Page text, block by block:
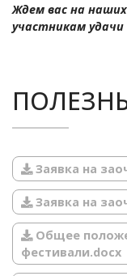
Оплата
Ждем вас на
участникам удачи
Заявка на
Заявка на
Общее
фестивали.docx